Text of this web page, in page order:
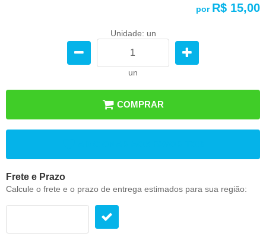
por R$ 15,00
Unidade: un
un
COMPRAR
Frete e Prazo
Calcule o frete e o prazo de entrega estimados para sua região: